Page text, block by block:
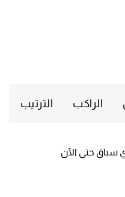
الراكب الترتيب
سباق حتى الآن